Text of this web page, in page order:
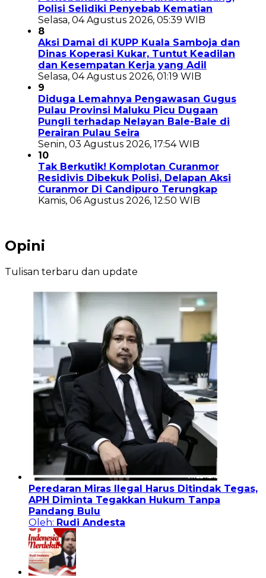
Polisi Selidiki Penyebab Kematian
Selasa, 04 Agustus 2026, 05:39 WIB
8
Aksi Damai di KUPP Kuala Samboja dan
Dinas Koperasi Kukar, Tuntut Keadilan
dan Kesempatan Kerja yang Adil
Selasa, 04 Agustus 2026, 01:19 WIB
9
Diduga Lemahnya Pengawasan Gugus
Pulau Provinsi Maluku Picu Dugaan
Pungli terhadap Nelayan Bale-Bale di
Perairan Pulau Seira
Senin, 03 Agustus 2026, 17:54 WIB
10
Tak Berkutik! Komplotan Curanmor
Residivis Dibekuk Polisi, Delapan Aksi
Curanmor Di Candipuro Terungkap
Kamis, 06 Agustus 2026, 12:50 WIB
Opini
Tulisan terbaru dan update
Peredaran Miras Ilegal Harus Ditindak Tegas,
APH Diminta Tegakkan Hukum Tanpa
Pandang Bulu
Oleh: Rudi Andesta